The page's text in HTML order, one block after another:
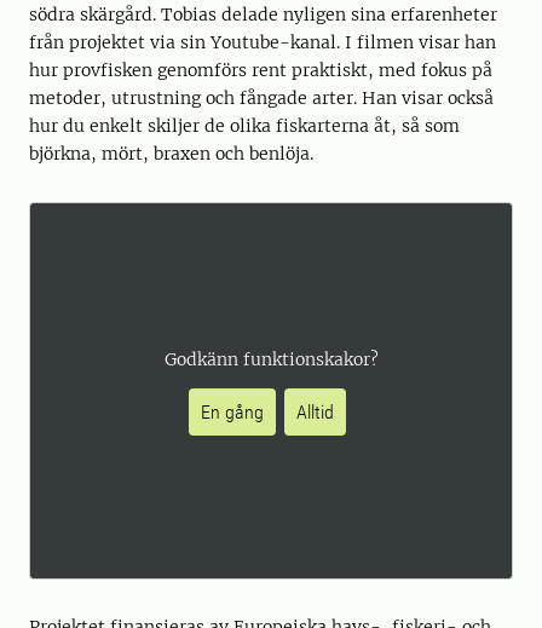
södra skärgård. Tobias delade nyligen sina erfarenheter
från projektet via sin Youtube-kanal. I filmen visar han
hur provfisken genomförs rent praktiskt, med fokus på
metoder, utrustning och fångade arter. Han visar också
hur du enkelt skiljer de olika fiskarterna åt, så som
björkna, mört, braxen och benlöja.
Godkänn funktionskakor?
En gång Alltid